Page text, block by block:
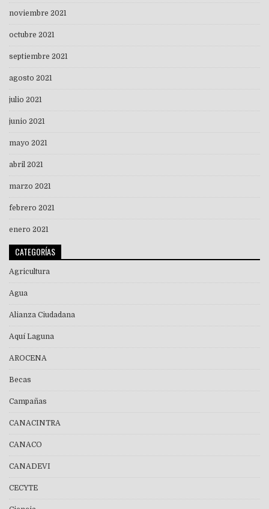
noviembre 2021
octubre 2021
septiembre 2021
agosto 2021
julio 2021
junio 2021
mayo 2021
abril 2021
marzo 2021
febrero 2021
enero 2021
CATEGORÍAS
Agricultura
Agua
Alianza Ciudadana
Aquí Laguna
AROCENA
Becas
Campañas
CANACINTRA
CANACO
CANADEVI
CECYTE